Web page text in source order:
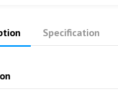
Specification